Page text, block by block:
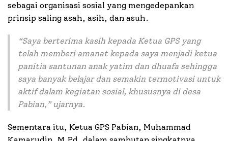
sebagai organisasi sosial yang mengedepankan
prinsip saling asah, asih, dan asuh.
“Saya berterima kasih kepada Ketua GPS yang
telah memberi amanat kepada saya menjadi ketua
panitia santunan anak yatim dan dhuafa sehingga
saya banyak belajar dan semakin termotivasi untuk
aktif dalam kegiatan sosial, khususnya di desa
Pabian,” ujarnya.
Sementara itu, Ketua GPS Pabian, Muhammad